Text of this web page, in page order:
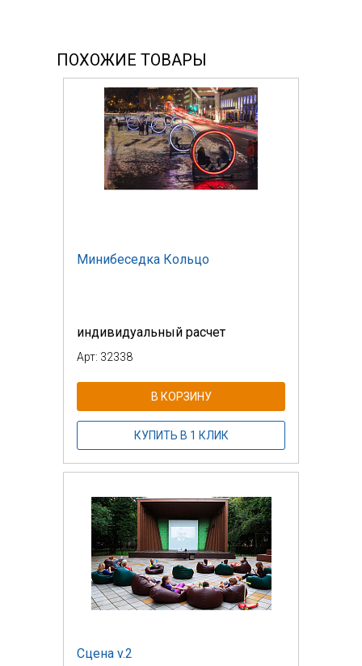
ПОХОЖИЕ ТОВАРЫ
Минибеседка Кольцо
индивидуальный расчет
Арт: 32338
В КОРЗИНУ
КУПИТЬ В 1 КЛИК
Сцена v.2